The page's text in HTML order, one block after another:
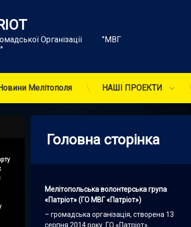
Організації          "МВГ
Мелітополя НАШІ ПРОЕКТИ
Головна сторінка
Мелітопольська волонтерська група
«Патріот» (ГО МВГ «Патріот»)
– громадська організація, створена 13
серпня 2014 року. ГО «Патріот»